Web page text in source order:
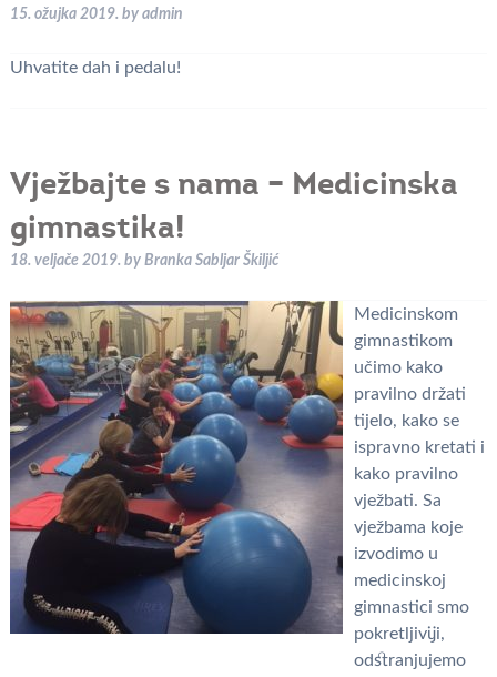
15. ožujka 2019. by admin
Uhvatite dah i pedalu!
Vježbajte s nama – Medicinska
gimnastika!
18. veljače 2019. by Branka Sabljar Škiljić
Medicinskom
gimnastikom
učimo kako
pravilno držati
tijelo, kako se
ispravno kretati i
kako pravilno
vježbati. Sa
vježbama koje
izvodimo u
medicinskoj
gimnastici smo
pokretljiviji,
odstranjujemo